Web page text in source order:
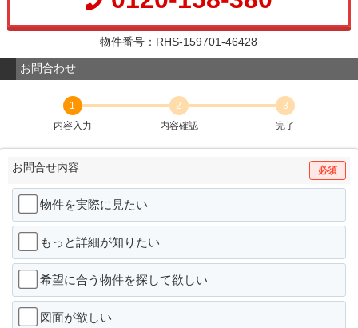
物件番号：RHS-159701-46428
お問合わせ
1
内容入力
2
内容確認
3
完了
お問合せ内容 必須
物件を実際に見たい
もっと詳細が知りたい
希望に合う物件を探して欲しい
図面が欲しい